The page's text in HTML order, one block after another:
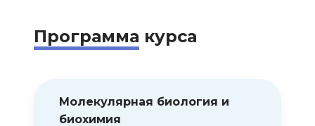
Программа курса
Молекулярная биология и
биохимия